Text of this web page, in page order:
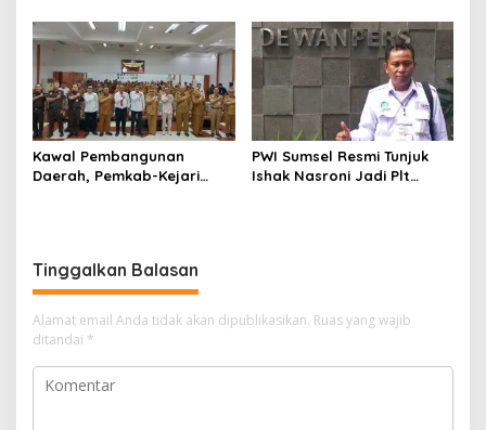
Kelola Keuangan
Kawal Pembangunan
Daerah, Pemkab-Kejari
PWI Sumsel Resmi Tunjuk
Ishak Nasroni Jadi Plt
Tinggalkan Balasan
Alamat email Anda tidak akan dipublikasikan. Ruas yang wajib
ditandai *